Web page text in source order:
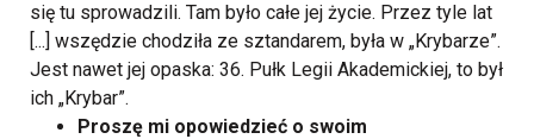
się tu sprowadzili. Tam było całe jej życie. Przez tyle lat
[...] wszędzie chodziła ze sztandarem, była w „Krybarze”.
Jest nawet jej opaska: 36. Pułk Legii Akademickiej, to był
ich „Krybar”.
Proszę mi opowiedzieć o swoim